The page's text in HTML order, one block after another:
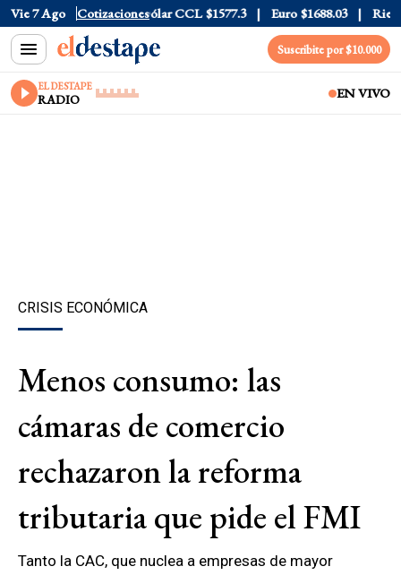
Vie 7 Ago Cotizaciones
Blue $1530 Dólar CCL $1577.3 Euro $1688.03 Riesgo
Suscribite por $10.000
EL DESTAPE
RADIO EN VIVO
CRISIS ECONÓMICA
Menos consumo: las
cámaras de comercio
rechazaron la reforma
tributaria que pide el FMI
Tanto la CAC, que nuclea a empresas de mayor